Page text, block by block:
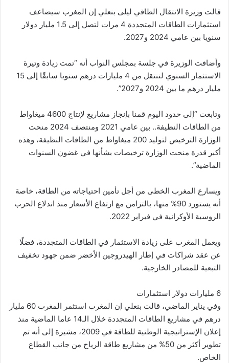
قالت وزيرة الانتقال الطاقي ليلى بنعلي إن المغرب سيضاعف
استثمارات الطاقات المتجددة 4 مرات لتصل إلى 1.5 مليار دولار
سنويا بين عامي 2024 و2027.
وأضافت الوزيرة في جلسة بمجلس النواب أنه “تمت زيادة وتيرة
الاستثمار السنوي لننتقل من 4 مليارات درهم سنويا سابقًا إلى 15
مليار درهم ما بين 2024 و2027”.
وتابعت “إلى حدود اليوم قمنا بإنجاز مشاريع لإنتاج 4600 ميغاواط
من الطاقات النظيفة.. بين عامي 2021 ومنتصف 2024 منحت
الوزارة الترخيص لتوليد 200 ميغاواط من الطاقات النظيفة، وهذه
أكبر قدرة منحت الوزارة ترخيصات بشأنها في غضون السنوات
الماضية”.
ويسارع المغرب الخطى من أجل تأمين احتياجاته من الطاقة، خاصة
أنه يستورد 90% منها، بالتزامن مع ارتفاع الأسعار منذ اندلاع الحرب
الروسية الأوكرانية في فبراير 2022.
ويعمل المغرب على زيادة الاستثمار في الطاقات المتجددة، فضلًا
عن عقد شراكات في إطار الهيدروجين الأخضر ضمن جهود تخفيف
التبعية للمصادر الخارجية.
6 مليارات دولار استثمارات
وفي يناير الماضي، قالت بنعلي إن المغرب استثمر المغرب 60 مليار
درهم في مشاريع الطاقات المتجددة خلال الـ14 عاما الماضية منذ
إعلان الإستراتيجية الوطنية للطاقة في 2009، مشيرة إلى أنه تم
تطوير أكثر من 50% من مشاريع طاقة الرياح من جانب القطاع
الخاص.